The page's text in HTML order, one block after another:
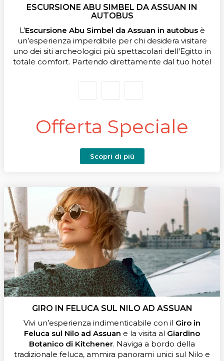
ESCURSIONE ABU SIMBEL DA ASSUAN IN
AUTOBUS
L’Escursione Abu Simbel da Assuan in autobusè
un’esperienza imperdibile per chi desidera visitare
uno dei siti archeologici più spettacolari dell’Egitto in
totale comfort. Partendo direttamente dal tuo hotel
Offerta Speciale
Scopri di più
GIRO IN FELUCA SUL NILO AD ASSUAN
Vivi un’esperienza indimenticabile con il Giro in
Feluca sul Nilo ad Assuan e la visita al Giardino
Botanico di Kitchener. Naviga a bordo della
tradizionale feluca, ammira panorami unici sul Nilo e